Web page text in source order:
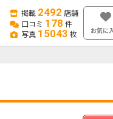
掲載 2492 店舗
口コミ 178 件
写真 15043 枚 お気に